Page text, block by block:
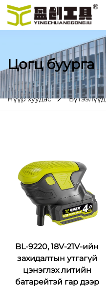
Цогц буурга
Нүүр хуудас Бүтээлүүд
BL-9220, 18V-21V-ийн
захидалтын утгагүй
цэнэглэх литийн
батарейтэй гар дээр